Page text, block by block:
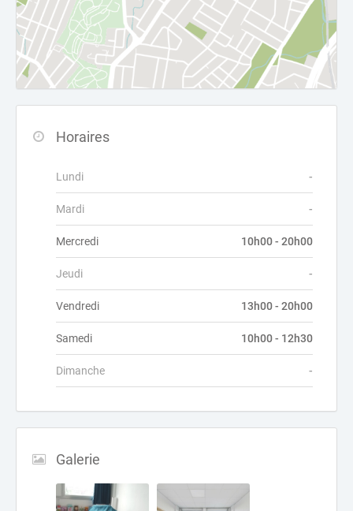
Horaires
Lundi -
Mardi -
Mercredi 10h00 - 20h00
Jeudi -
Vendredi 13h00 - 20h00
Samedi 10h00 - 12h30
Dimanche -
Galerie